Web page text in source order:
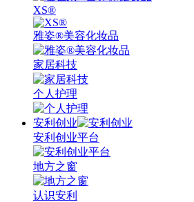
XS®
雅姿®美容化妆品
家居科技
个人护理
安利创业
安利创业平台
地方之窗
认识安利